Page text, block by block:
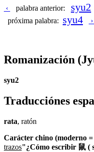
‹ palabra anterior: syu2
próxima palabra: syu4 ›
Romanización
syu2
Traducciónes
rata, ratón
Carácter chino (moderno
trazos"¿Cómo escribir 鼠 (